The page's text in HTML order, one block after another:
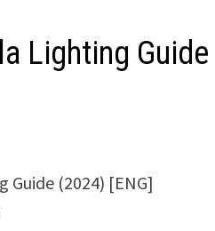
Lighting Guide